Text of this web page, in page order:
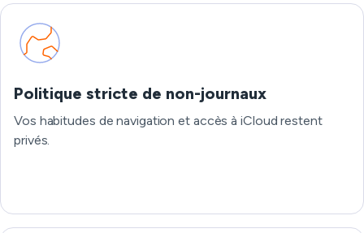
Politique stricte de non-journaux
Vos habitudes de navigation et accès à iCloud restent
privés.